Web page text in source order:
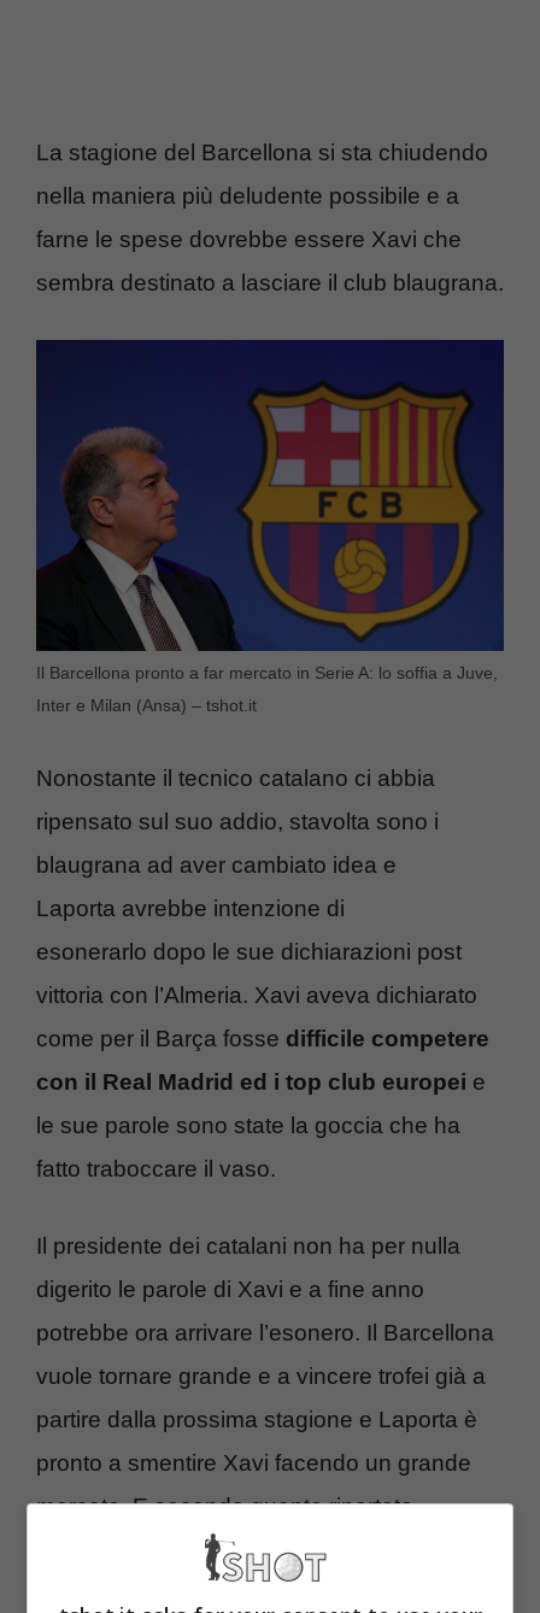
La stagione del Barcellona si sta chiudendo
nella maniera più deludente possibile e a
farne le spese dovrebbe essere Xavi che
sembra destinato a lasciare il club blaugrana.
Il Barcellona pronto a far mercato in Serie A: lo soffia a Juve,
Inter e Milan (Ansa) – tshot.it
Nonostante il tecnico catalano ci abbia
ripensato sul suo addio, stavolta sono i
blaugrana ad aver cambiato idea e
Laporta avrebbe intenzione di
esonerarlo dopo le sue dichiarazioni post
vittoria con l’Almeria. Xavi aveva dichiarato
come per il Barça fosse difficile competere
con il Real Madrid ed i top club europei e
le sue parole sono state la goccia che ha
fatto traboccare il vaso.
Il presidente dei catalani non ha per nulla
digerito le parole di Xavi e a fine anno
potrebbe ora arrivare l’esonero. Il Barcellona
vuole tornare grande e a vincere trofei già a
partire dalla prossima stagione e Laporta è
pronto a smentire Xavi facendo un grande
mercato. E secondo quanto riportato
i blaugrana hanno tutta